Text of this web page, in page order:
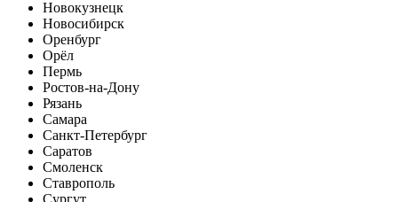
Новокузнецк
Новосибирск
Оренбург
Орёл
Пермь
Ростов-на-Дону
Рязань
Самара
Санкт-Петербург
Саратов
Смоленск
Ставрополь
Сургут